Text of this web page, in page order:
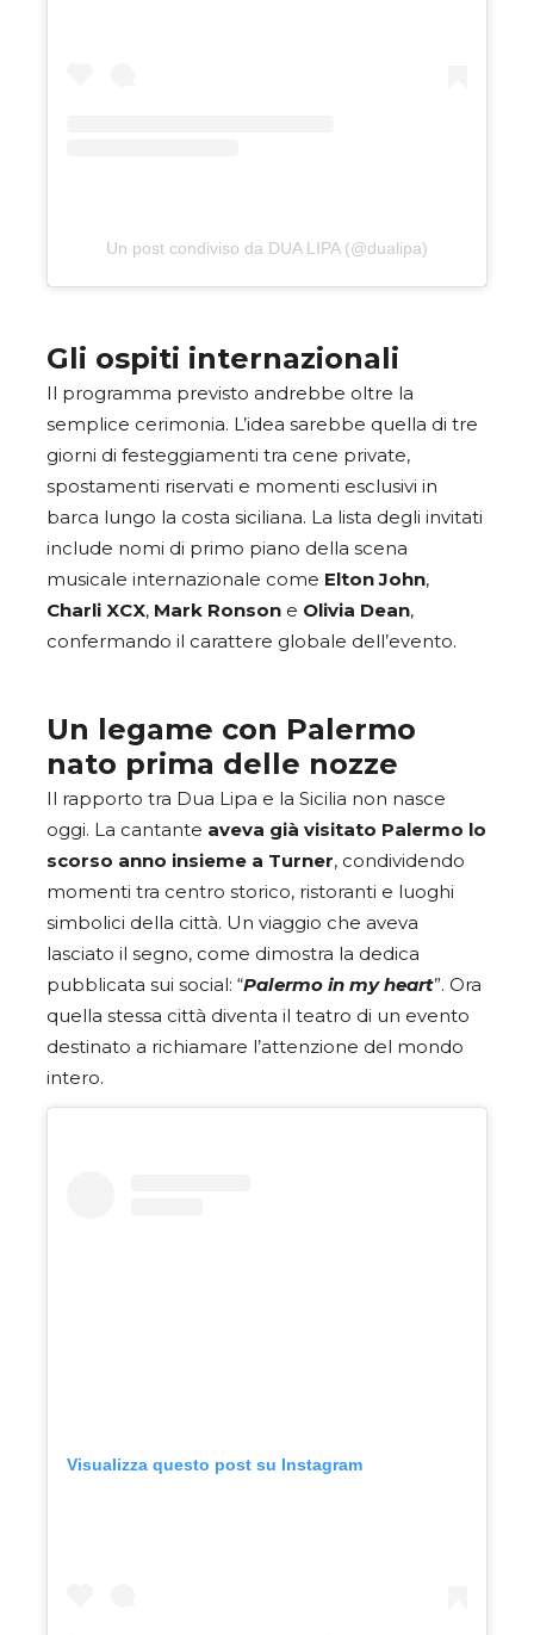
Un post condiviso da DUA LIPA (@dualipa)
Gli ospiti internazionali
Il programma previsto andrebbe oltre la
semplice cerimonia. L’idea sarebbe quella di tre
giorni di festeggiamenti tra cene private,
spostamenti riservati e momenti esclusivi in
barca lungo la costa siciliana. La lista degli invitati
include nomi di primo piano della scena
musicale internazionale come Elton John,
Charli XCX, Mark Ronson e Olivia Dean,
confermando il carattere globale dell’evento.
Un legame con Palermo
nato prima delle nozze
Il rapporto tra Dua Lipa e la Sicilia non nasce
oggi. La cantante aveva già visitato Palermo lo
scorso anno insieme a Turner, condividendo
momenti tra centro storico, ristoranti e luoghi
simbolici della città. Un viaggio che aveva
lasciato il segno, come dimostra la dedica
pubblicata sui social: “Palermo in my heart”. Ora
quella stessa città diventa il teatro di un evento
destinato a richiamare l’attenzione del mondo
intero.
Visualizza questo post su Instagram